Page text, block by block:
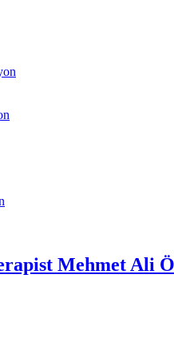
Mehmet Ali